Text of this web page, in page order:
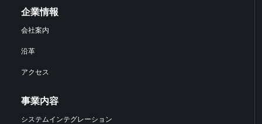
企業情報
会社案内
沿革
アクセス
事業内容
システムインテグレーション